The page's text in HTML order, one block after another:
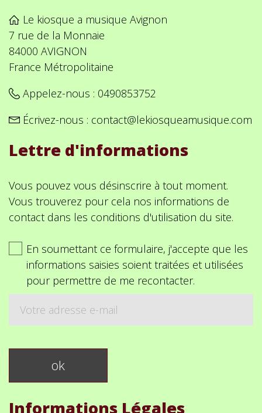
Le kiosque a musique Avignon
7 rue de la Monnaie
84000 AVIGNON
France Métropolitaine
Appelez-nous : 0490853752
Écrivez-nous : contact@lekiosqueamusique.com
Lettre d'informations
Vous pouvez vous désinscrire à tout moment.
Vous trouverez pour cela nos informations de
contact dans les conditions d'utilisation du site.
En soumettant ce formulaire, j'accepte que les
informations saisies soient traitées et utilisées
pour permettre de me recontacter.
Informations Légales